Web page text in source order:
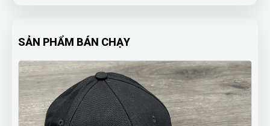
SẢN PHẨM BÁN CHẠY